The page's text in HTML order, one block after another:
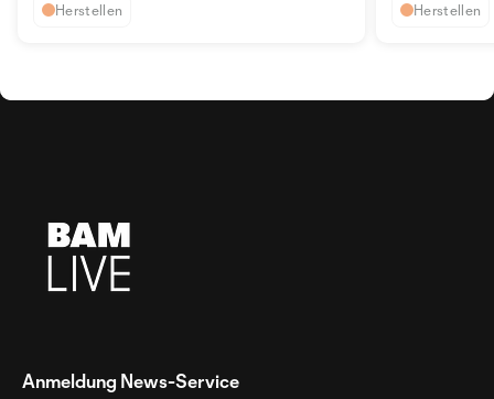
Herstellen Herstellen
Anmeldung News-Service